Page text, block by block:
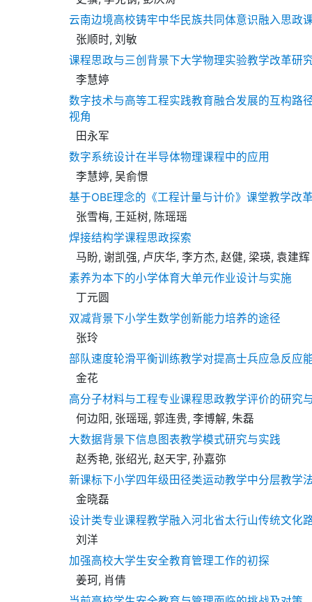
云南边境高校铸牢中华民族共同体意识融入思政
张顺时, 刘敏
课程思政与三创背景下大学物理实验教学改革研
李慧婷
数字技术与高等工程实践教育融合发展的互构路
视角
田永军
数字系统设计在半导体物理课程中的应用
李慧婷, 吴俞憬
基于OBE理念的《工程计量与计价》课堂教学改
张雪梅, 王延树, 陈瑶瑶
焊接结构学课程思政探索
马盼, 谢凯强, 卢庆华, 李方杰, 赵健, 梁瑛, 袁建辉
素养为本下的小学体育大单元作业设计与实施
丁元圆
双减背景下小学生数学创新能力培养的途径
张玲
部队速度轮滑平衡训练教学对提高士兵应急反应
金花
高分子材料与工程专业课程思政教学评价的研究
何边阳, 张瑶瑶, 郭连贵, 李博解, 朱磊
大数据背景下信息图表教学模式研究与实践
赵秀艳, 张绍光, 赵天宇, 孙嘉弥
新课标下小学四年级田径类运动教学中分层教学
金晓磊
设计类专业课程教学融入河北省太行山传统文化
刘洋
加强高校大学生安全教育管理工作的初探
姜珂, 肖倩